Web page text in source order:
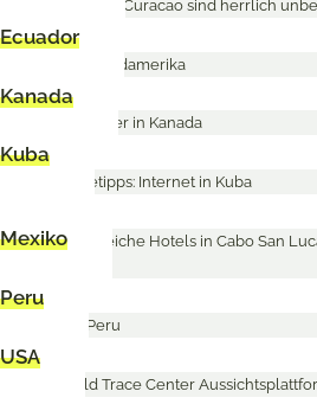
Ecuador
Kanada
Kuba
Mexiko
Peru
USA